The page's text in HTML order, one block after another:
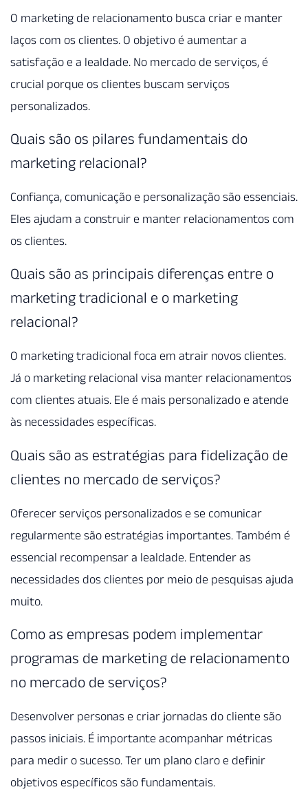
O marketing de relacionamento busca criar e manter
laços com os clientes. O objetivo é aumentar a
satisfação e a lealdade. No mercado de serviços, é
crucial porque os clientes buscam serviços
personalizados.
Quais são os pilares fundamentais do
marketing relacional?
Confiança, comunicação e personalização são essenciais.
Eles ajudam a construir e manter relacionamentos com
os clientes.
Quais são as principais diferenças entre o
marketing tradicional e o marketing
relacional?
O marketing tradicional foca em atrair novos clientes.
Já o marketing relacional visa manter relacionamentos
com clientes atuais. Ele é mais personalizado e atende
às necessidades específicas.
Quais são as estratégias para fidelização de
clientes no mercado de serviços?
Oferecer serviços personalizados e se comunicar
regularmente são estratégias importantes. Também é
essencial recompensar a lealdade. Entender as
necessidades dos clientes por meio de pesquisas ajuda
muito.
Como as empresas podem implementar
programas de marketing de relacionamento
no mercado de serviços?
Desenvolver personas e criar jornadas do cliente são
passos iniciais. É importante acompanhar métricas
para medir o sucesso. Ter um plano claro e definir
objetivos específicos são fundamentais.